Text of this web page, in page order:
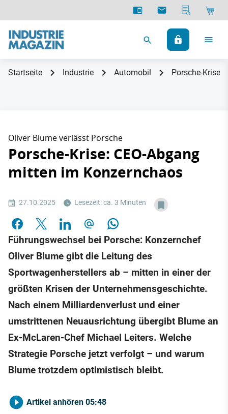
Startseite Industrie Automobil Porsche-Krise:
Oliver Blume verlässt Porsche
Porsche-Krise: CEO-Abgang
mitten im Konzernchaos
27.10.2025 Lesezeit: ca. 3 Minuten
Führungswechsel bei Porsche: Konzernchef
Oliver Blume gibt die Leitung des
Sportwagenherstellers ab – mitten in einer der
größten Krisen der Unternehmensgeschichte.
Nach einem Milliardenverlust und einer
umstrittenen Neuausrichtung übergibt Blume an
Ex-McLaren-Chef Michael Leiters. Welche
Strategie Porsche jetzt verfolgt – und warum
Blume trotzdem optimistisch bleibt.
Artikel anhören 05:48